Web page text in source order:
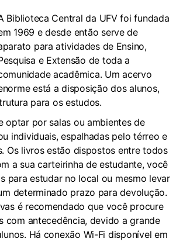
Biblioteca Central da UFV foi fundada
1969 e desde então serve de
para atividades de Ensino,
e Extensão de toda a
acadêmica. Um acervo
está a disposição dos alunos,
para os estudos.
optar por salas ou ambientes de
individuais, espalhadas pelo térreo e
Os livros estão dispostos entre todos
a sua carteirinha de estudante, você
para estudar no local ou mesmo levar
determinado prazo para devolução.
é recomendado que você procure
com antecedência, devido a grande
Há conexão Wi-Fi disponível em